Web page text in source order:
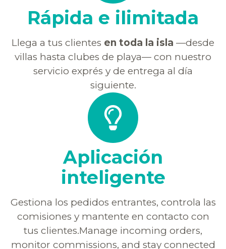
Rápida e ilimitada
Llega a tus clientes en toda la isla —desde
villas hasta clubes de playa— con nuestro
servicio exprés y de entrega al día
siguiente.
Aplicación
inteligente
Gestiona los pedidos entrantes, controla las
comisiones y mantente en contacto con
tus clientes.Manage incoming orders,
monitor commissions, and stay connected